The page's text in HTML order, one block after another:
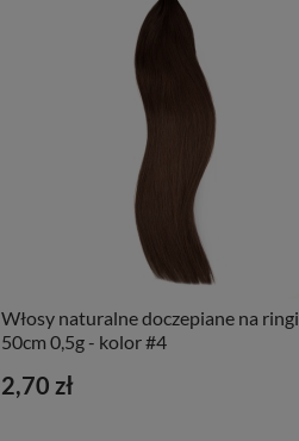
Włosy naturalne doczepiane na ringi
50cm 0,5g - kolor #4
2,70 zł